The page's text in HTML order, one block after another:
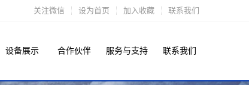
关注微信 设为首页 加入收藏 联系我们
设备展示 合作伙伴 服务与支持 联系我们